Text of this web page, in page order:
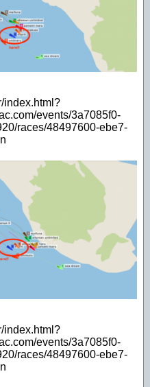
index.html?
events/3a7085f0-
races/48497600-ebe7-
index.html?
events/3a7085f0-
races/48497600-ebe7-